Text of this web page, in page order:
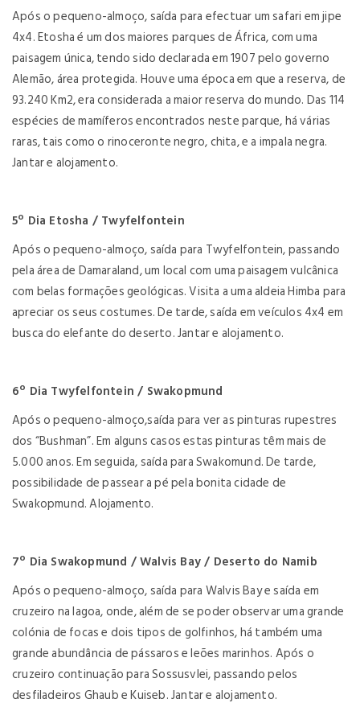
Após o pequeno-almoço, saída para efectuar um safari em jipe
4x4. Etosha é um dos maiores parques de África, com uma
paisagem única, tendo sido declarada em 1907 pelo governo
Alemão, área protegida. Houve uma época em que a reserva, de
93.240 Km2, era considerada a maior reserva do mundo. Das 114
espécies de mamíferos encontrados neste parque, há várias
raras, tais como o rinoceronte negro, chita, e a impala negra.
Jantar e alojamento.
5º Dia Etosha / Twyfelfontein
Após o pequeno-almoço, saída para Twyfelfontein, passando
pela área de Damaraland, um local com uma paisagem vulcânica
com belas formações geológicas. Visita a uma aldeia Himba para
apreciar os seus costumes. De tarde, saída em veículos 4x4 em
busca do elefante do deserto. Jantar e alojamento.
6º Dia Twyfelfontein / Swakopmund
Após o pequeno-almoço,saída para ver as pinturas rupestres
dos “Bushman”. Em alguns casos estas pinturas têm mais de
5.000 anos. Em seguida, saída para Swakomund. De tarde,
possibilidade de passear a pé pela bonita cidade de
Swakopmund. Alojamento.
7º Dia Swakopmund / Walvis Bay / Deserto do Namib
Após o pequeno-almoço, saída para Walvis Bay e saída em
cruzeiro na lagoa, onde, além de se poder observar uma grande
colónia de focas e dois tipos de golfinhos, há também uma
grande abundância de pássaros e leões marinhos. Após o
cruzeiro continuação para Sossusvlei, passando pelos
desfiladeiros Ghaub e Kuiseb. Jantar e alojamento.